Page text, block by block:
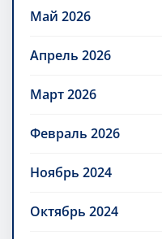
Май 2026
Апрель 2026
Март 2026
Февраль 2026
Ноябрь 2024
Октябрь 2024